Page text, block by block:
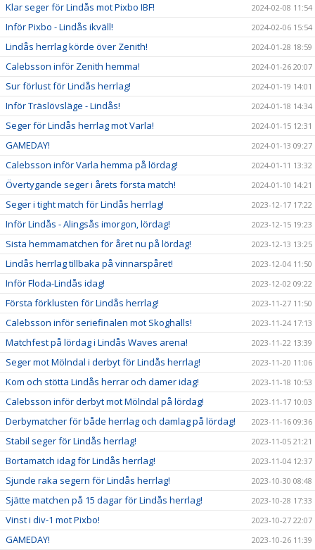
Klar seger för Lindås mot Pixbo IBF! 2024-02-08 11:54
Inför Pixbo - Lindås ikväll! 2024-02-06 15:54
Lindås herrlag körde över Zenith! 2024-01-28 18:59
Calebsson inför Zenith hemma! 2024-01-26 20:07
Sur förlust för Lindås herrlag! 2024-01-19 14:01
Inför Träslövsläge - Lindås! 2024-01-18 14:34
Seger för Lindås herrlag mot Varla! 2024-01-15 12:31
GAMEDAY! 2024-01-13 09:27
Calebsson inför Varla hemma på lördag! 2024-01-11 13:32
Övertygande seger i årets första match! 2024-01-10 14:21
Seger i tight match för Lindås herrlag! 2023-12-17 17:22
Inför Lindås - Alingsås imorgon, lördag! 2023-12-15 19:23
Sista hemmamatchen för året nu på lördag! 2023-12-13 13:25
Lindås herrlag tillbaka på vinnarspåret! 2023-12-04 11:50
Inför Floda-Lindås idag! 2023-12-02 09:22
Första förklusten för Lindås herrlag! 2023-11-27 11:50
Calebsson inför seriefinalen mot Skoghalls! 2023-11-24 17:13
Matchfest på lördag i Lindås Waves arena! 2023-11-22 13:39
Seger mot Mölndal i derbyt för Lindås herrlag! 2023-11-20 11:06
Kom och stötta Lindås herrar och damer idag! 2023-11-18 10:53
Calebsson inför derbyt mot Mölndal på lördag! 2023-11-17 10:03
Derbymatcher för både herrlag och damlag på lördag! 2023-11-16 09:36
Stabil seger för Lindås herrlag! 2023-11-05 21:21
Bortamatch idag för Lindås herrlag! 2023-11-04 12:37
Sjunde raka segern för Lindås herrlag! 2023-10-30 08:48
Sjätte matchen på 15 dagar för Lindås herrlag! 2023-10-28 17:33
Vinst i div-1 mot Pixbo! 2023-10-27 22:07
GAMEDAY! 2023-10-26 11:39